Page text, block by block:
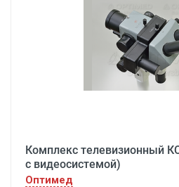
Комплекс телевизионный
с видеосистемой)
Оптимед